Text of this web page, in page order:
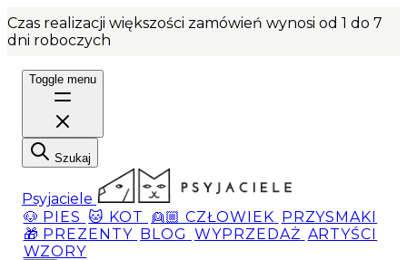
Czas realizacji większości zamówień wynosi od 1 do 7
dni roboczych
Toggle menu
Szukaj
Psyjaciele
🐶 PIES 🐱 KOT 👱🏼 CZŁOWIEK PRZYSMAKI
🎁 PREZENTY BLOG WYPRZEDAŻ ARTYŚCI
WZORY